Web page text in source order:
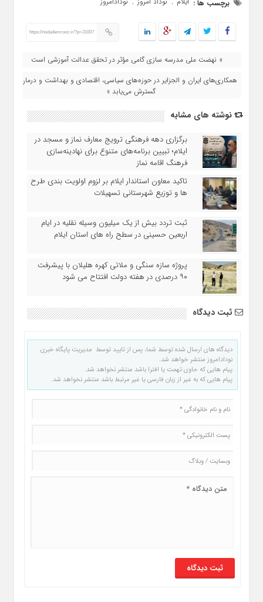
برچسب ها : ,
,
https://nodademrooz.ir/?p=31007
« نهضت ملی مدرسه سازی گامی مؤثر در تحقق عدالت آموزشی است
همکاری‌های ایران و الجزایر در حوزه‌های سیاسی، اقتصادی و بهداشت و درمان
گسترش می‌یابد »
نوشته های مشابه
برگزاری دهه فرهنگی ترویج معارف نماز و مسجد در
ایلام؛ تبیین برنامه‌های متنوع برای نهادینه‌سازی
فرهنگ اقامه نماز
تاکید معاون استاندار ایلام بر لزوم اولویت‌ بندی طرح‌
ها و توزیع شهرستانی تسهیلات
ثبت تردد بیش از یک میلیون وسیله نقلیه در ایام
اربعین حسینی در سطح راه‌ های استان ایلام
پروژه سازه سنگی و ملاتی کهره هلیلان با پیشرفت
۹۰ درصدی در هفته دولت افتتاح می شود
ثبت دیدگاه
دیدگاه های ارسال شده توسط شما، پس از تایید توسط مدیریت پایگاه خبری
نودادامروز منتشر خواهد شد.
پیام هایی که حاوی تهمت یا افترا باشد منتشر نخواهد شد.
پیام هایی که به غیر از زبان فارسی یا غیر مرتبط باشد منتشر نخواهد شد.